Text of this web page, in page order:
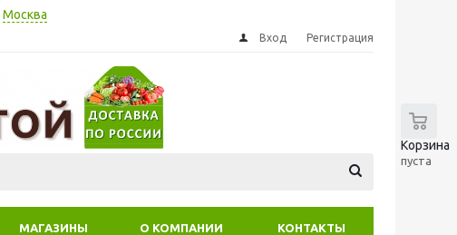
Москва
Вход Регистрация
Корзина
пуста
МАГАЗИНЫ О КОМПАНИИ КОНТАКТЫ